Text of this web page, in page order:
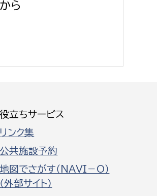
ら
立ちサービス
リンク集
公共施設予約
地図でさがす（NAVI－O）
（外部サイト）